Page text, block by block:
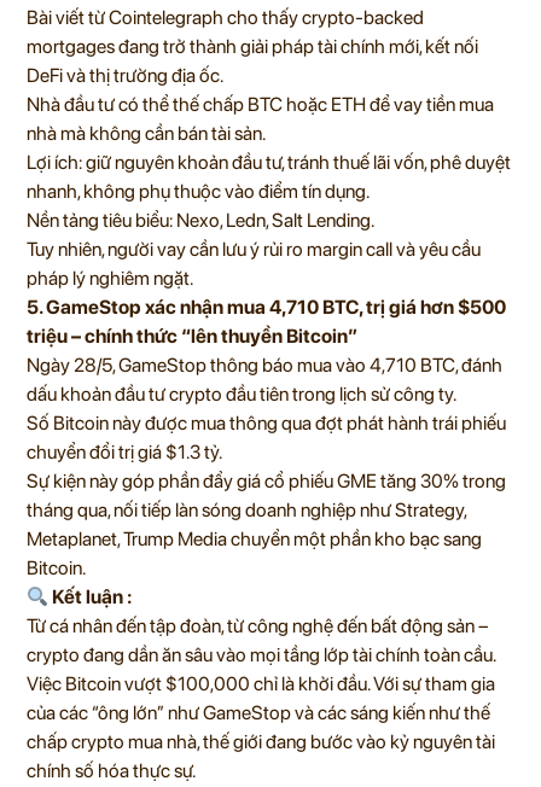
Bài viết từ Cointelegraph cho thấy crypto-backed
mortgages đang trở thành giải pháp tài chính mới, kết nối
DeFi và thị trường địa ốc.
Nhà đầu tư có thể thế chấp BTC hoặc ETH để vay tiền mua
nhà mà không cần bán tài sản.
Lợi ích: giữ nguyên khoản đầu tư, tránh thuế lãi vốn, phê duyệt
nhanh, không phụ thuộc vào điểm tín dụng.
Nền tảng tiêu biểu: Nexo, Ledn, Salt Lending.
Tuy nhiên, người vay cần lưu ý rủi ro margin call và yêu cầu
pháp lý nghiêm ngặt.
5. GameStop xác nhận mua 4,710 BTC, trị giá hơn $500
triệu – chính thức “lên thuyền Bitcoin”
Ngày 28/5, GameStop thông báo mua vào 4,710 BTC, đánh
dấu khoản đầu tư crypto đầu tiên trong lịch sử công ty.
Số Bitcoin này được mua thông qua đợt phát hành trái phiếu
chuyển đổi trị giá $1.3 tỷ.
Sự kiện này góp phần đẩy giá cổ phiếu GME tăng 30% trong
tháng qua, nối tiếp làn sóng doanh nghiệp như Strategy,
Metaplanet, Trump Media chuyển một phần kho bạc sang
Bitcoin.
Kết luận :
Từ cá nhân đến tập đoàn, từ công nghệ đến bất động sản –
crypto đang dần ăn sâu vào mọi tầng lớp tài chính toàn cầu.
Việc Bitcoin vượt $100,000 chỉ là khởi đầu. Với sự tham gia
của các “ông lớn” như GameStop và các sáng kiến như thế
chấp crypto mua nhà, thế giới đang bước vào kỷ nguyên tài
chính số hóa thực sự.